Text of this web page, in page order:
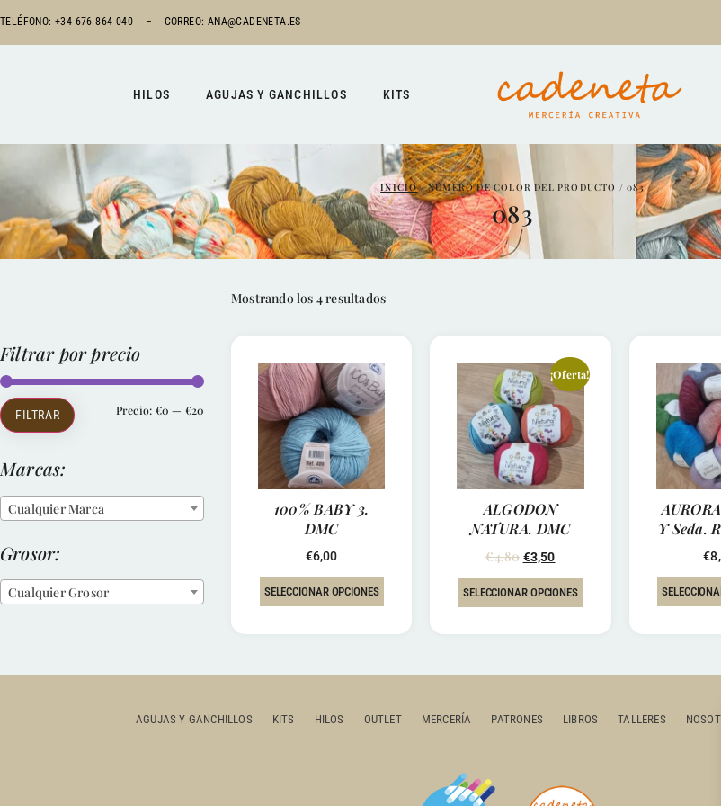
TELÉFONO: +34 676 864 040 – CORREO: ANA@CADENETA.ES
HILOS AGUJAS Y GANCHILLOS KITS
INICIO/ NÚMERO DE COLOR DEL PRODUCTO / 083
083
Filtrar por precio
FILTRAR Precio: €0 — €20
Marcas:
Cualquier Marca
Grosor:
Cualquier Grosor
Mostrando los 4 resultados
100% BABY 3.
DMC
€6,00
SELECCIONAR OPCIONES
¡Oferta!
ALGODON
NATURA. DMC
€4,80 €3,50
SELECCIONAR OPCIONES
Y Seda.
€
AGUJAS Y GANCHILLOS KITS HILOS OUTLET MERCERÍA PATRONES LIBROS TALLERES